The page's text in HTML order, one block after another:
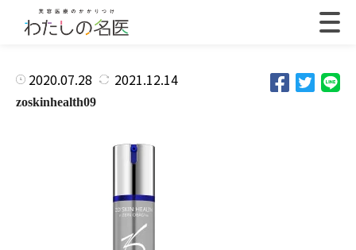
2020.07.28 2021.12.14
zoskinhealth09